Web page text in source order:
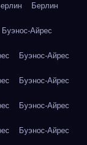
Берлин
Буэнос-Айрес
Буэнос-Айрес
Буэнос-Айрес
Буэнос-Айрес
Буэнос-Айрес